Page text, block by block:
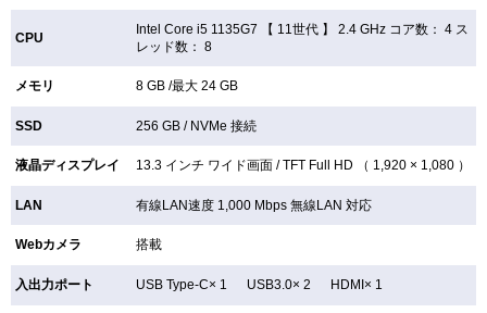
CPU
Intel Core i5 1135G7 【 11世代 】 2.4 GHz コア数： 4 ス
レッド数： 8
メモリ 8 GB /最大 24 GB
SSD 256 GB / NVMe 接続
液晶ディスプレイ 13.3 インチ ワイド画面 /TFT Full HD （ 1,920 × 1,080 ）
LAN 有線LAN速度 1,000 Mbps 無線LAN対応
Webカメラ 搭載
入出力ポート USB Type-C× 1 USB3.0× 2 HDMI× 1